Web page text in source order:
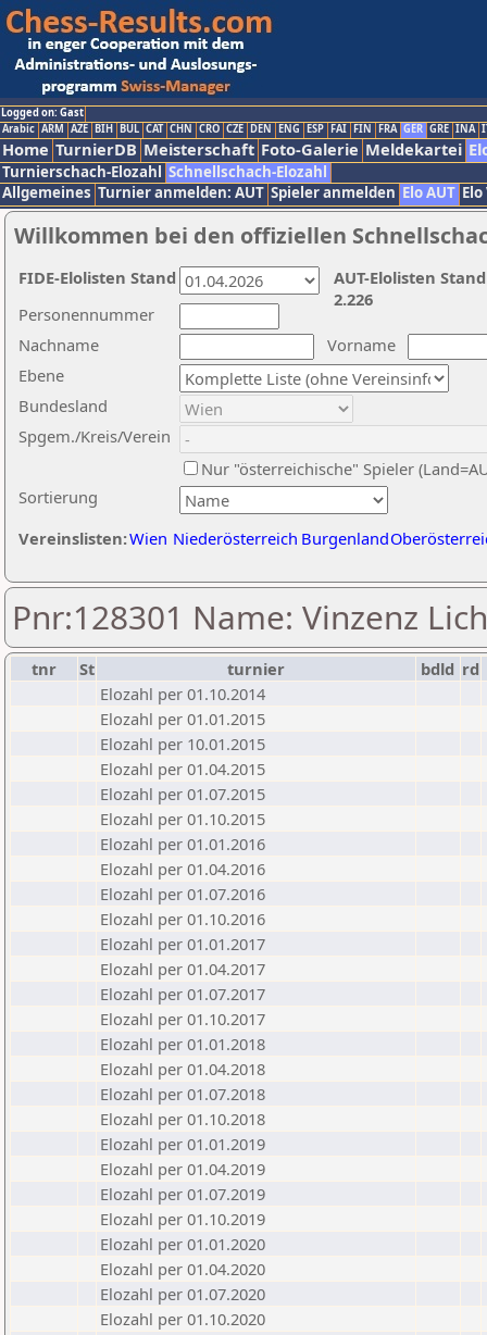
Logged on: Gast
Arabic ARM AZE BIH BUL CAT CHN CRO CZE DEN ENG ESP FAI FIN FRA GER GRE INA
Home TurnierDB Meisterschaft Foto-Galerie Meldekartei
Turnierschach-Elozahl Schnellschach-Elozahl
Allgemeines Turnier anmelden: AUT Spieler anmelden Elo AUT
Willkommen bei den offiziellen
Nachname
Vorname
Ebene
Sortierung
Personennummer
Bundesland
Spgem./Kreis/Verein
Nur "österreichische" Spieler
Vereinslisten:Wien Niederösterreich Burgenland
AUT-Elolisten
2.226
FIDE-Elolisten Stand
Pnr:128301 Name: Vinzenz
tnr St turnier bdld rd
Elozahl per 01.10.2014
Elozahl per 01.01.2015
Elozahl per 10.01.2015
Elozahl per 01.04.2015
Elozahl per 01.07.2015
Elozahl per 01.10.2015
Elozahl per 01.01.2016
Elozahl per 01.04.2016
Elozahl per 01.07.2016
Elozahl per 01.10.2016
Elozahl per 01.01.2017
Elozahl per 01.04.2017
Elozahl per 01.07.2017
Elozahl per 01.10.2017
Elozahl per 01.01.2018
Elozahl per 01.04.2018
Elozahl per 01.07.2018
Elozahl per 01.10.2018
Elozahl per 01.01.2019
Elozahl per 01.04.2019
Elozahl per 01.07.2019
Elozahl per 01.10.2019
Elozahl per 01.01.2020
Elozahl per 01.04.2020
Elozahl per 01.07.2020
Elozahl per 01.10.2020